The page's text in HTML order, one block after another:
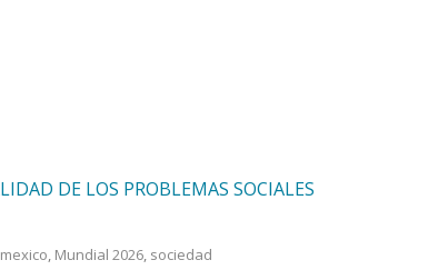
DE LOS PROBLEMAS SOCIALES
mexico Mundial 2026, sociedad